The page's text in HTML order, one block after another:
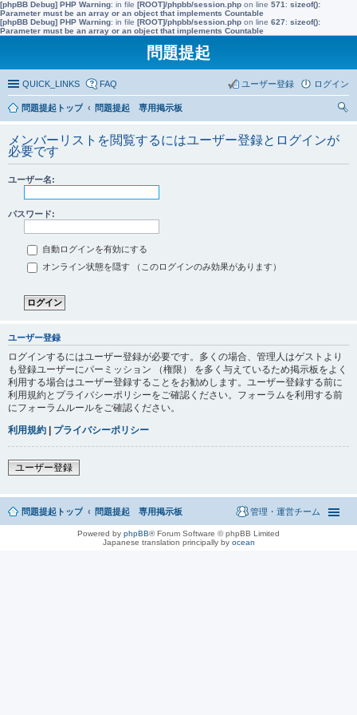
[phpBB Debug] PHP Warning: in file [ROOT]/phpbb/session.php on line 571 : sizeof():
Parameter must be an array or an object that implements Countable
[phpBB Debug] PHP Warning: in file [ROOT]/phpbb/session.php on line 627: sizeof():
Parameter must be an array or an object that implements Countable
問題提起
QUICK_LINKS FAQ ログイン
ユーザー登録
問題提起トップ
問題提起 専用掲示板
メンバーリストを閲覧するにはユーザー登録とログインが
必要です
ユーザー名:
パスワード:
自動ログインを有効にする
オンライン状態を隠す （このログインのみ効果があります）
ユーザー登録
ログインするにはユーザー登録が必要です。多くの場合、管理人はゲストより
も登録ユーザーにパーミッション （権限） を多く与えているため掲示板をよく
利用する場合はユーザー登録することをお勧めします。ユーザー登録する前に
利用規約とプライバシーポリシーをご確認ください。フォーラムを利用する前
にフォーラムルールをご確認ください。
利用規約 | プライバシーポリシー
ユーザー登録
問題提起トップ 問題提起 専用掲示板 管理・運営チーム
Powered by phpBB® Forum Software © phpBB Limited
Japanese translation principally by ocean